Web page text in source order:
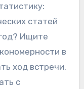
статей
Ищите
в
ход встречи.
с